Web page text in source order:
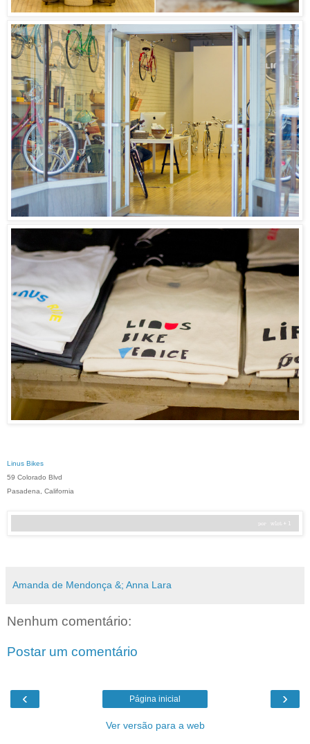
Linus Bikes
59 Colorado Blvd
Pasadena, California
Amanda de Mendonça &; Anna Lara
Nenhum comentário:
Postar um comentário
‹ ›
Página inicial
Ver versão para a web